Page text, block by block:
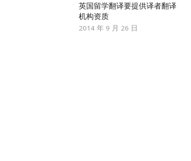
英国留学翻译要提供译者翻译
机构资质
2014 年 9 月 26 日